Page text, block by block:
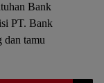
Bank
PT. Bank
dan tamu